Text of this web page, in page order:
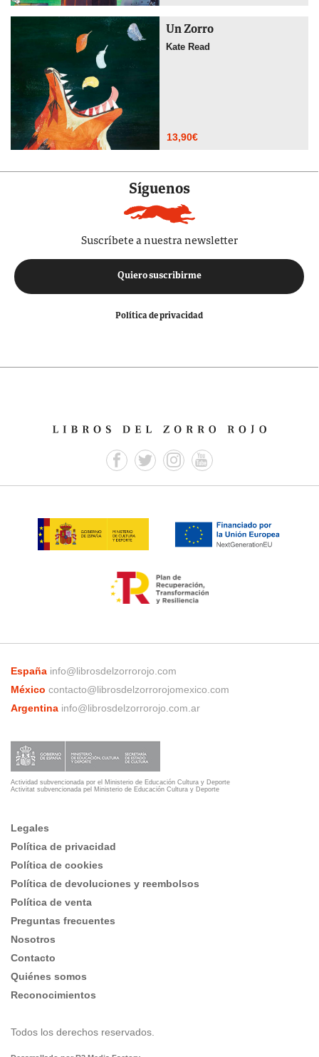
Un Zorro
Kate Read
13,90€
Síguenos
Suscríbete a nuestra newsletter
Quiero suscribirme
Política de privacidad
España info@librosdelzorrorojo.com
México contacto@librosdelzorrorojomexico.com
Argentina info@librosdelzorrorojo.com.ar
Actividad subvencionada por el Ministerio de Educación Cultura y Deporte
Activitat subvencionada pel Ministerio de Educación Cultura y Deporte
Legales
Política de privacidad
Política de cookies
Política de devoluciones y reembolsos
Política de venta
Preguntas frecuentes
Nosotros
Contacto
Quiénes somos
Reconocimientos
Todos los derechos reservados.